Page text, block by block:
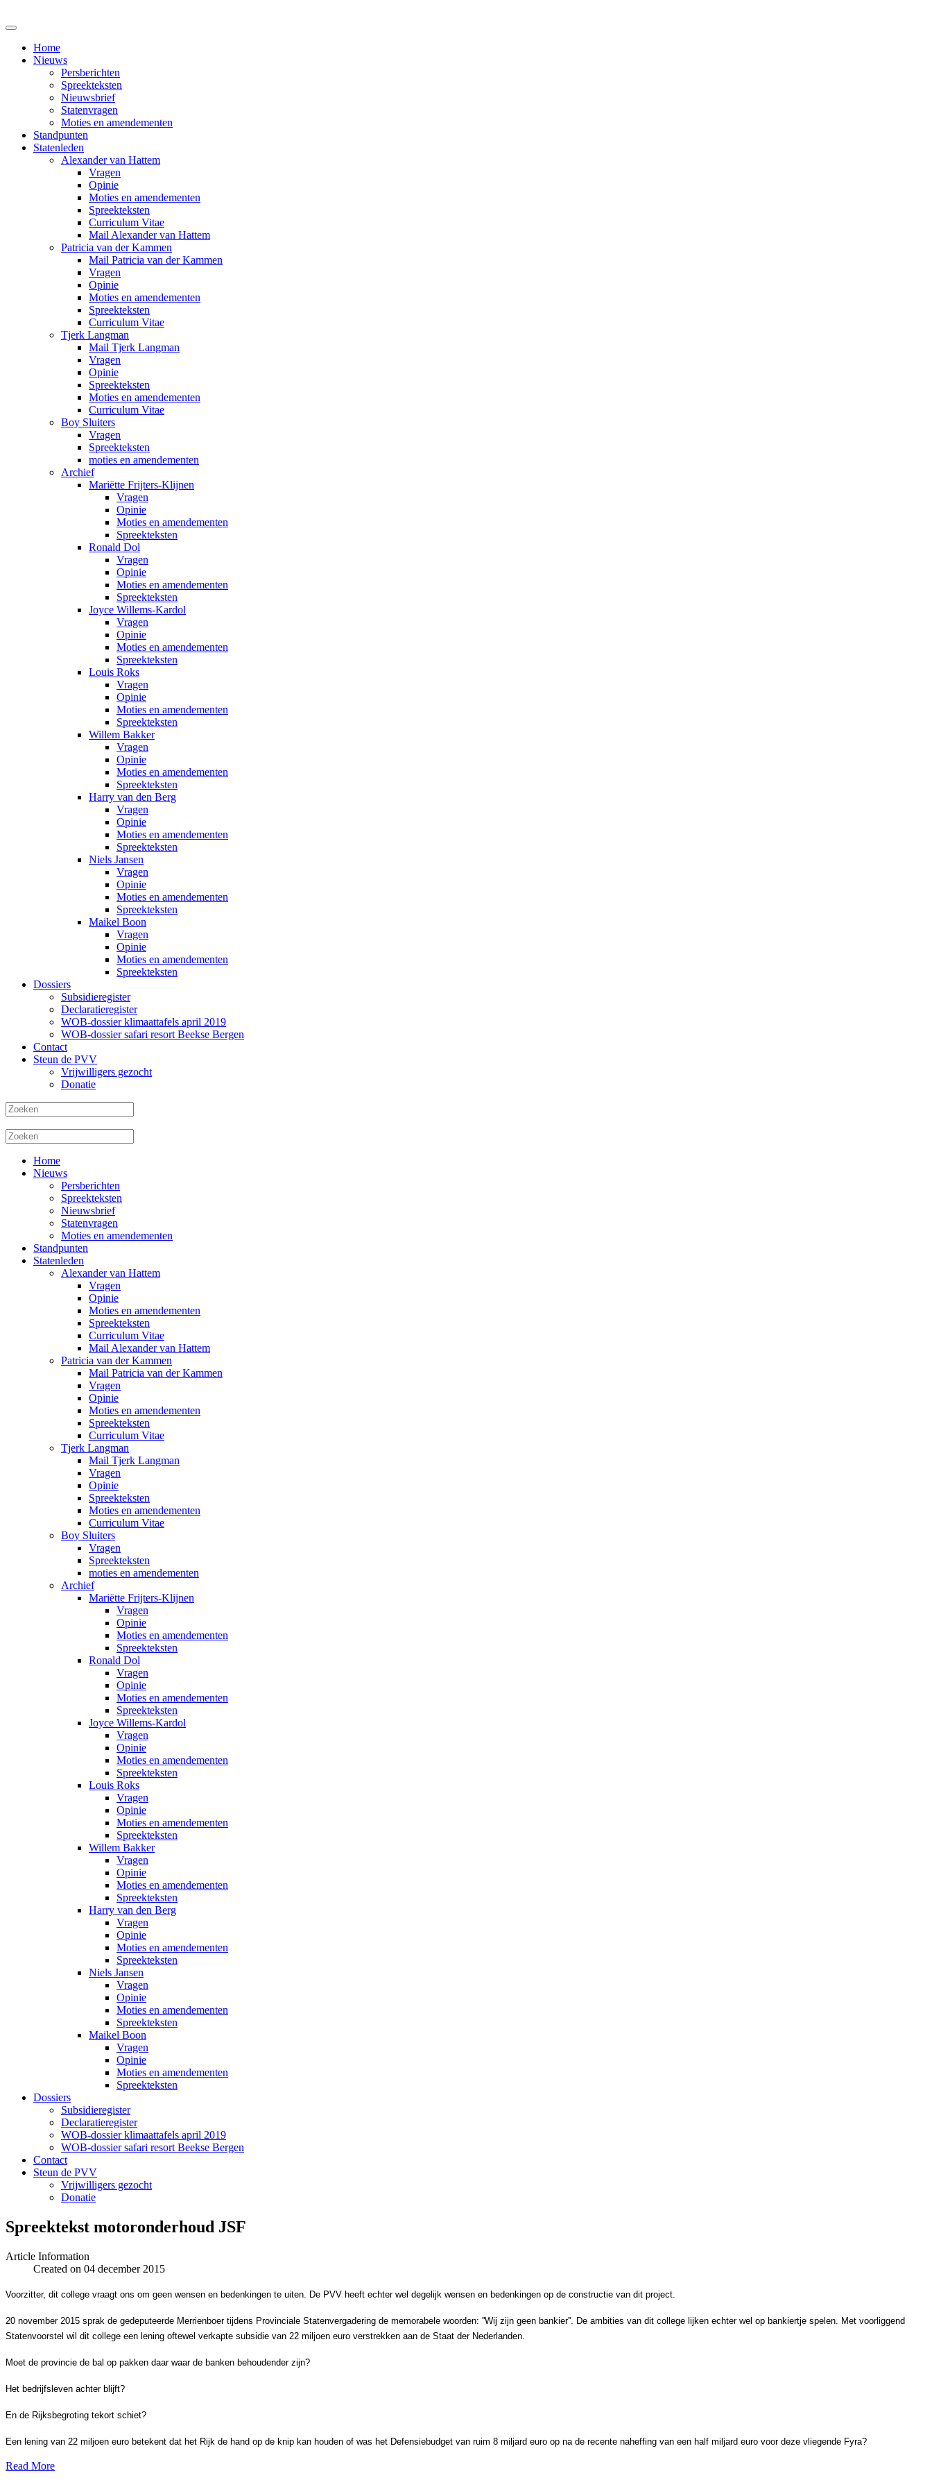
Home
Nieuws
Persberichten
Spreekteksten
Nieuwsbrief
Statenvragen
Moties en amendementen
Standpunten
Statenleden
Alexander van Hattem
Vragen
Opinie
Moties en amendementen
Spreekteksten
Curriculum Vitae
Mail Alexander van Hattem
Patricia van der Kammen
Mail Patricia van der Kammen
Vragen
Opinie
Moties en amendementen
Spreekteksten
Curriculum Vitae
Tjerk Langman
Mail Tjerk Langman
Vragen
Opinie
Spreekteksten
Moties en amendementen
Curriculum Vitae
Boy Sluiters
Vragen
Spreekteksten
moties en amendementen
Archief
Mariëtte Frijters-Klijnen
Vragen
Opinie
Moties en amendementen
Spreekteksten
Ronald Dol
Vragen
Opinie
Moties en amendementen
Spreekteksten
Joyce Willems-Kardol
Vragen
Opinie
Moties en amendementen
Spreekteksten
Louis Roks
Vragen
Opinie
Moties en amendementen
Spreekteksten
Willem Bakker
Vragen
Opinie
Moties en amendementen
Spreekteksten
Harry van den Berg
Vragen
Opinie
Moties en amendementen
Spreekteksten
Niels Jansen
Vragen
Opinie
Moties en amendementen
Spreekteksten
Maikel Boon
Vragen
Opinie
Moties en amendementen
Spreekteksten
Dossiers
Subsidieregister
Declaratieregister
WOB-dossier klimaattafels april 2019
WOB-dossier safari resort Beekse Bergen
Contact
Steun de PVV
Vrijwilligers gezocht
Donatie
Home
Nieuws
Persberichten
Spreekteksten
Nieuwsbrief
Statenvragen
Moties en amendementen
Standpunten
Statenleden
Alexander van Hattem
Vragen
Opinie
Moties en amendementen
Spreekteksten
Curriculum Vitae
Mail Alexander van Hattem
Patricia van der Kammen
Mail Patricia van der Kammen
Vragen
Opinie
Moties en amendementen
Spreekteksten
Curriculum Vitae
Tjerk Langman
Mail Tjerk Langman
Vragen
Opinie
Spreekteksten
Moties en amendementen
Curriculum Vitae
Boy Sluiters
Vragen
Spreekteksten
moties en amendementen
Archief
Mariëtte Frijters-Klijnen
Vragen
Opinie
Moties en amendementen
Spreekteksten
Ronald Dol
Vragen
Opinie
Moties en amendementen
Spreekteksten
Joyce Willems-Kardol
Vragen
Opinie
Moties en amendementen
Spreekteksten
Louis Roks
Vragen
Opinie
Moties en amendementen
Spreekteksten
Willem Bakker
Vragen
Opinie
Moties en amendementen
Spreekteksten
Harry van den Berg
Vragen
Opinie
Moties en amendementen
Spreekteksten
Niels Jansen
Vragen
Opinie
Moties en amendementen
Spreekteksten
Maikel Boon
Vragen
Opinie
Moties en amendementen
Spreekteksten
Dossiers
Subsidieregister
Declaratieregister
WOB-dossier klimaattafels april 2019
WOB-dossier safari resort Beekse Bergen
Contact
Steun de PVV
Vrijwilligers gezocht
Donatie
Spreektekst motoronderhoud JSF
Article Information
Created on 04 december 2015
Voorzitter, dit college vraagt ons om geen wensen en bedenkingen te uiten. De PVV heeft echter wel degelijk wensen en bedenkingen op de constructie van dit project.
20 november 2015 sprak de gedeputeerde Merrienboer tijdens Provinciale Statenvergadering de memorabele woorden: ''Wij zijn geen bankier''. De ambities van dit college lijken echter wel op bankiertje spelen.
Met voorliggend
Statenvoorstel wil dit college een lening oftewel verkapte subsidie van 22 miljoen euro verstrekken aan de Staat der Nederlanden.
Moet de provincie de bal op pakken daar waar de banken behoudender zijn?
Het bedrijfsleven achter blijft?
En de Rijksbegroting tekort schiet?
Een lening van 22 miljoen euro betekent dat het Rijk de hand op de knip kan houden of was het Defensiebudget van ruim 8 miljard euro op na de recente naheffing van een half miljard euro voor deze vliegende Fyra?
Read More